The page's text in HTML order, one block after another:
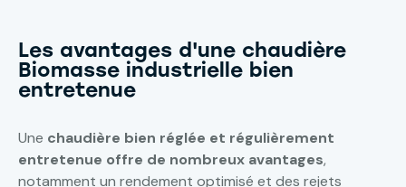
Les avantages d'une chaudière
Biomasse industrielle bien
entretenue
Une chaudière bien réglée et régulièrement
entretenue offre de nombreux avantages,
notamment un rendement optimisé et des rejets